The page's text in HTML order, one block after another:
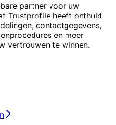
partner voor uw
Trustprofile heeft onthuld
contactgegevens,
en meer
vertrouwen te winnen.